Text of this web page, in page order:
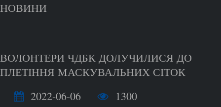
НОВИНИ
ВОЛОНТЕРИ ЧДБК ДОЛУЧИЛИСЯ ДО
ПЛЕТІННЯ МАСКУВАЛЬНИХ СІТОК
2022-06-06
1300